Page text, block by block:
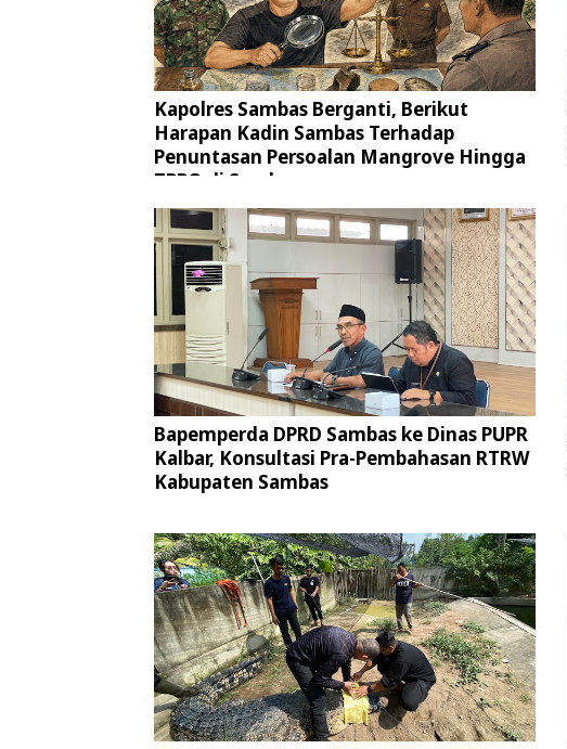
Kapolres Sambas Berganti, Berikut
Harapan Kadin Sambas Terhadap
Penuntasan Persoalan Mangrove Hingga
TPPO di Sambas
Bapemperda DPRD Sambas ke Dinas PUPR
Kalbar, Konsultasi Pra-Pembahasan RTRW
Kabupaten Sambas